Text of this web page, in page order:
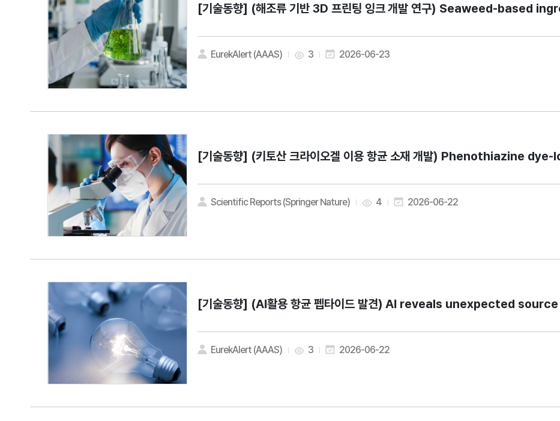
[기술동향] (해조류 기반 3D 프린팅 잉크 개발 연구) Seaweed-
EurekAlert (AAAS) 3 2026-06-23
[기술동향] (키토산 크라이오겔 이용 항균 소재 개발)
Scientific Reports (Springer Nature) 4 2026-06-22
[기술동향] (AI활용 항균 펩타이드 발견) AI reveals unexpected
EurekAlert (AAAS) 3 2026-06-22